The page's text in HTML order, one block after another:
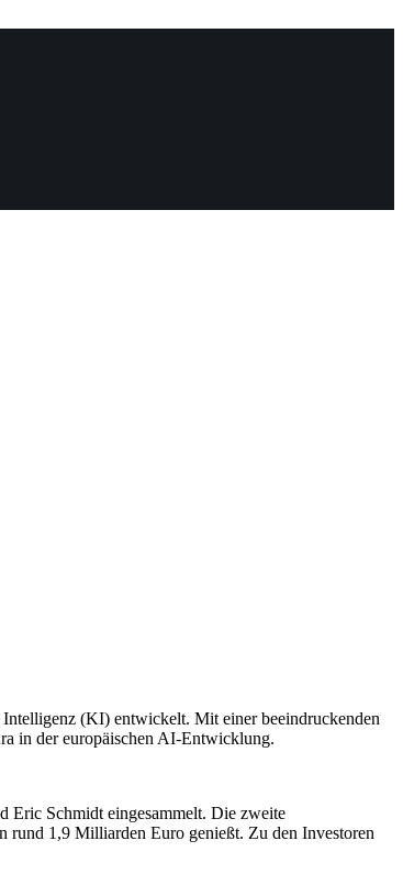
Intelligenz (KI) entwickelt. Mit einer beeindruckenden
in der europäischen AI-Entwicklung.
Eric Schmidt eingesammelt. Die zweite
rund 1,9 Milliarden Euro genießt. Zu den Investoren